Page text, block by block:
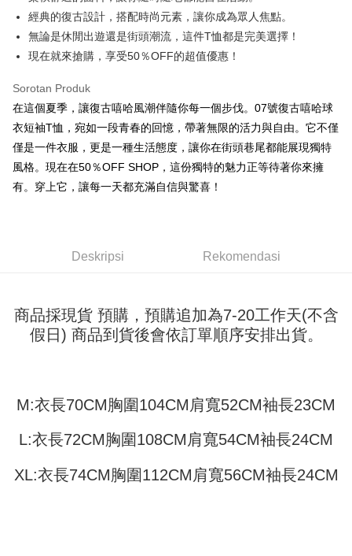
Easy Wallet
Google Pay
Plus PAY
OP Pay Later
Deskripsi
[Terma Penggunaan untuk OP Pay Later]
Perkhidmatan ini disediakan oleh Taiwan Mobile dan tersedia untuk
pengguna Taiwan Mobile tanpa memerlukan permohonan tambahan.
Later selepas pesanan dibuat. Anda perlu mengesahkan nombor telefon
mudah alih anda, memilih bilangan ansuran, dan menetapkan tarikh
Had kredit yang diluluskan, tempoh ansuran yang tersedia, dan yuran
yang dikenakan adalah tertakluk kepada maklumat yang dinyatakan
akan dibatalkan secara automatik. Jika permohonan gagal pada
tidak dipenuhi; butiran penilaian khusus tidak akan didedahkan.
[Arahan Pembayaran]
AFTEE
Deskripsi
3. Tiada bayaran diperlukan apabila pesanan disahkan. Produk akan
AFTEE.
5. Tiada bayaran diperlukan apabila anda menerima produk. Sila buat
pembayaran di empat kedai serbaneka utama, ATM atau perbankan
Sila ambil perhatian bahawa tempoh pembayaran adalah 14 hari. Walau
bagaimanapun, bagi mereka yang telah memuat turun Aplikasi AFTEE
sehingga 45 hari.
Tempoh pembayaran dikira dari masa kedai meminta pembayaran anda,
ditambah dengan bilangan hari yang boleh dilanjutkan oleh AFTEE. Anda
Pilihan Penghantaran
付款 後全家取貨
NT$45/pesanan
NT$45/pesanan | Penghantaran percuma untuk pesanan
NT$499 atau lebih
付款 後7-11取貨
NT$45/pesanan | Penghantaran percuma untuk pesanan
NT$499 atau lebih
經典的復古設計，搭配時尚元素，讓你成為眾人焦點。
無論是休閒出遊還是街頭潮流，這件T恤都是完美選擇！
現在就來搶購，享受50％OFF的超值優惠！
Sorotan Produk
在這個夏季，讓復古嘻哈風潮伴隨你每一個步伐。07號復古嘻哈球
衣短袖T恤，宛如一段青春的回憶，帶著無限的活力與自由。它不僅
僅是一件衣服，更是一種生活態度，讓你在街頭巷尾都能展現獨特
風格。現在在50％OFF SHOP，這份獨特的魅力正等待著你來擁
有。穿上它，讓每一天都充滿自信與驚喜！
Deskripsi Rekomendasi
商品採現貨 預購，預購追加為7-20工作天(不含
假日) 商品到貨後會依訂單順序安排出貨。
M:衣長70CM胸圍104CM肩寬52CM袖長23CM
L:衣長72CM胸圍108CM肩寬54CM袖長24CM
XL:衣長74CM胸圍112CM肩寬56CM袖長24CM